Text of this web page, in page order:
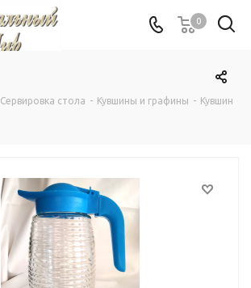
0
Сервировка стола - Кувшины и графины - Кувшин